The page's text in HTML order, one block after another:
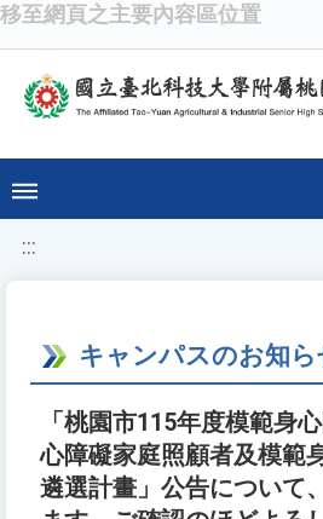
移至網頁之主要內容區位置
:::
キャンパスのお知ら
「桃園市115年度模範身
心障礙家庭照顧者及模範
遴選計畫」公告について